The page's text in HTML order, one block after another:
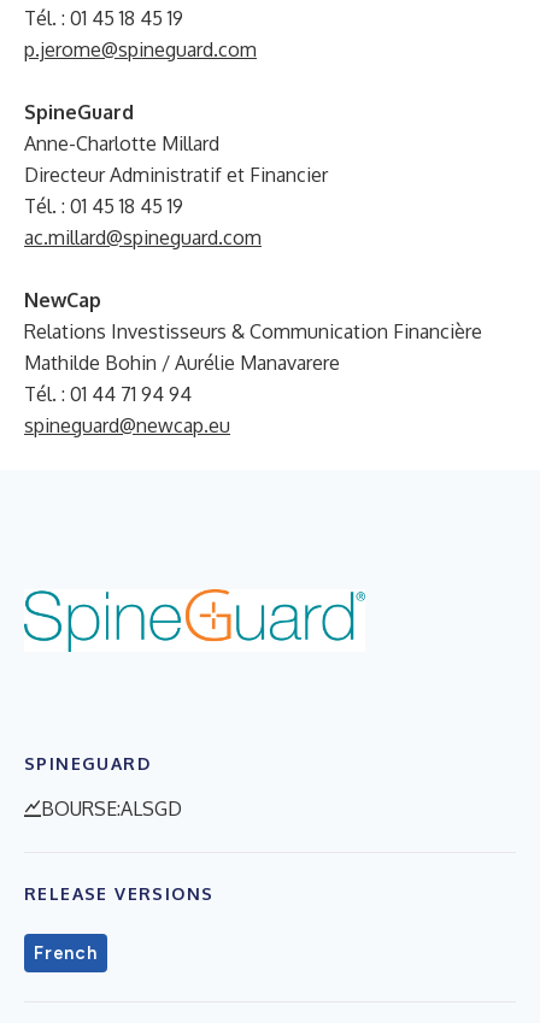
Tél. : 01 45 18 45 19
p.jerome@spineguard.com
SpineGuard
Anne-Charlotte Millard
Directeur Administratif et Financier
Tél. : 01 45 18 45 19
ac.millard@spineguard.com
NewCap
Relations Investisseurs & Communication Financière
Mathilde Bohin / Aurélie Manavarere
Tél. : 01 44 71 94 94
spineguard@newcap.eu
SPINEGUARD
BOURSE:ALSGD
RELEASE VERSIONS
French